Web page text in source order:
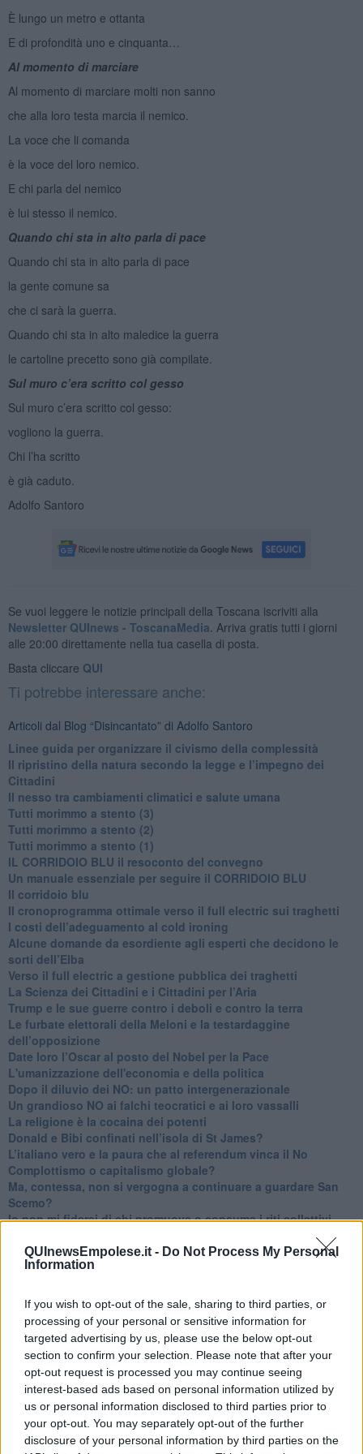
QUInewsEmpolese.it - Do Not Process My Personal
Information
If you wish to opt-out of the sale, sharing to third parties, or
processing of your personal or sensitive information for
targeted advertising by us, please use the below opt-out
section to confirm your selection. Please note that after your
opt-out request is processed you may continue seeing
interest-based ads based on personal information utilized by
us or personal information disclosed to third parties prior to
your opt-out. You may separately opt-out of the further
disclosure of your personal information by third parties on the
È lungo un metro e ottanta
E di profondità uno e cinquanta…
Al momento di marciare
Al momento di marciare molti non sanno
che alla loro testa marcia il nemico.
La voce che li comanda
è la voce del loro nemico.
E chi parla del nemico
è lui stesso il nemico.
Quando chi sta in alto parla di pace
Quando chi sta in alto parla di pace
la gente comune sa
che ci sarà la guerra.
Quando chi sta in alto maledice la guerra
le cartoline precetto sono già compilate.
Sul muro c’era scritto col gesso
Sul muro c’era scritto col gesso:
vogliono la guerra.
Chi l’ha scritto
è già caduto.
Adolfo Santoro
Se vuoi leggere le notizie principali della Toscana iscriviti alla
Newsletter QUInews - ToscanaMedia. Arriva gratis tutti i giorni
alle 20:00 direttamente nella tua casella di posta.
Basta cliccare QUI
Ti potrebbe interessare anche:
Articoli dal Blog “Disincantato” di Adolfo Santoro
​Linee guida per organizzare il civismo della complessità
​Il ripristino della natura secondo la legge e l’impegno dei
Cittadini
Il nesso tra cambiamenti climatici e salute umana
Tutti morimmo a stento (3)
Tutti morimmo a stento (2)
​Tutti morimmo a stento (1)
IL CORRIDOIO BLU il resoconto del convegno
Un manuale essenziale per seguire il CORRIDOIO BLU
Il corridoio blu
​Il cronoprogramma ottimale verso il full electric sui traghetti
​I costi dell’adeguamento al cold ironing
Alcune domande da esordiente agli esperti che decidono le
sorti dell’Elba
Verso il full electric a gestione pubblica dei traghetti​
​La Scienza dei Cittadini e i Cittadini per l’Aria
Trump e le sue guerre contro i deboli e contro la terra
​Le furbate elettorali della Meloni e la testardaggine
dell’opposizione
​Date loro l’Oscar al posto del Nobel per la Pace
L'umanizzazione dell'economia e della politica
​Dopo il diluvio dei NO: un patto intergenerazionale
​Un grandioso NO ai falchi teocratici e ai loro vassalli
La religione è la cocaina dei potenti
Donald e Bibi confinati nell’isola di St James?
L’italiano vero e la paura che al referendum vinca il No
​Complottismo o capitalismo globale?
​Ma, contessa, non si vergogna a continuare a guardare San
Scemo?
​Io non mi fiderei di chi promuove o consuma i riti collettivi
​I vestiti nuovi degli imperatori baltici
​Pupazzi!
​La depressione infantile di Roger Waters e la propaganda di
guerra"
​La disinformazione climatica veicolata dai media
Senza una Retta Visione l’Uomo è un automa
​La propaganda bellica nostrana vs l’hasbarà dei sionisti
​La cleptocrazia e lo studio sociologico della propaganda di
guerra
​Uccidere per gioco: il cacciatore e chi vuole armarsi
​La Cop 30 di Belem giorno per giorno
La Cop 30, i crimini e i misfatti verso la vita sulla terra